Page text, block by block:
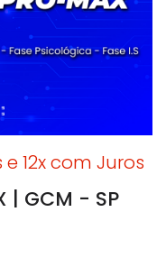
12x com Juros
| GCM - SP